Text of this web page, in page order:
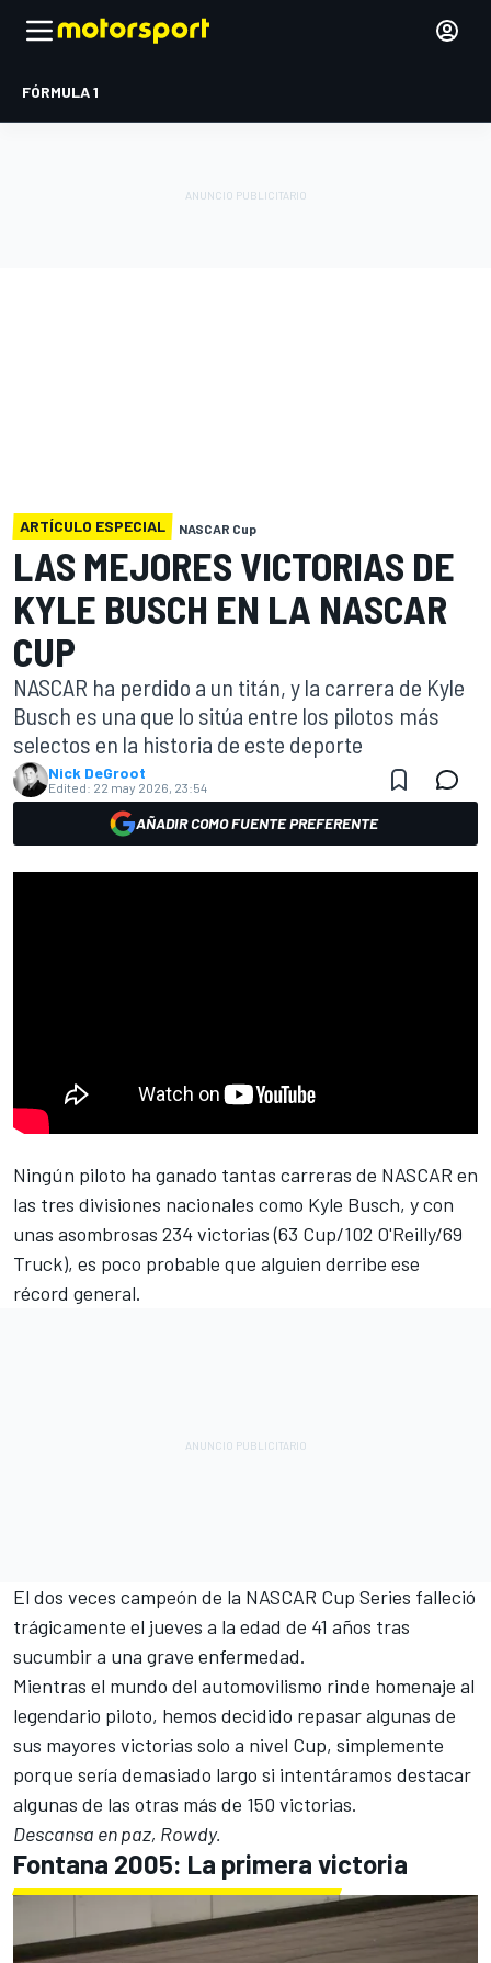
FÓRMULA 1
ARTÍCULO ESPECIAL NASCAR Cup
LAS MEJORES VICTORIAS DE
KYLE BUSCH EN LA NASCAR
CUP
NASCAR ha perdido a un titán, y la carrera de Kyle
Busch es una que lo sitúa entre los pilotos más
selectos en la historia de este deporte
Nick DeGroot
Edited: 22 may 2026, 23:54
AÑADIR COMO FUENTE PREFERENTE
Ningún piloto ha ganado tantas carreras de NASCAR en
las tres divisiones nacionales como Kyle Busch, y con
unas asombrosas 234 victorias (63 Cup/102 O'Reilly/69
Truck), es poco probable que alguien derribe ese
récord general.
El dos veces campeón de la NASCAR Cup Series falleció
trágicamente el jueves a la edad de 41 años tras
sucumbir a una grave enfermedad.
Mientras el mundo del automovilismo rinde homenaje al
legendario piloto, hemos decidido repasar algunas de
sus mayores victorias solo a nivel Cup, simplemente
porque sería demasiado largo si intentáramos destacar
algunas de las otras más de 150 victorias.
Descansa en paz, Rowdy.
Fontana 2005: La primera victoria